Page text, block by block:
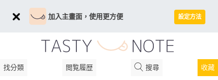
加入主畫面，使用更方便 設定方法
找分類 閲覧履歴 搜尋 收藏